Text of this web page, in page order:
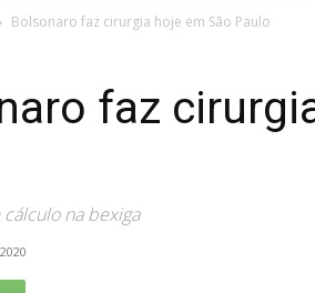
Bolsonaro faz cirurgia hoje em São Paulo
faz
na bexiga